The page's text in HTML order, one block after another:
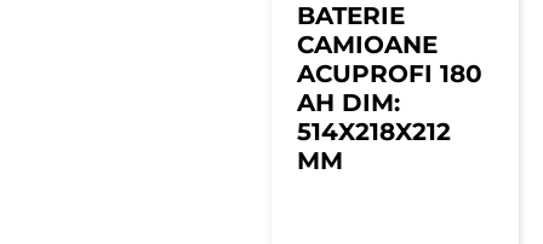
BATERIE
CAMIOANE
ACUPROFI 180
AH DIM:
514X218X212
MM